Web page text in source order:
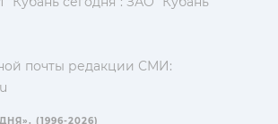
почты редакции СМИ:
(1996-2026)